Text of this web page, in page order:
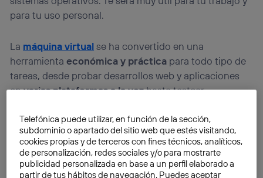
para tu uso personal.
La máquina virtualse ha convertido en una
herramientaeconómica y práctica para todo tipo de
tareas, desde probar desarrollos web y aplicaciones
envarias plataformas a la vezhasta testear
software antiguoen una computadora moderna.
Para crear máquinas virtuales contamos con
soluciones a cada cual mejor. En Windows, por
Telefónica puede utilizar, en función de la sección,
subdominio o apartado del sitio web que estés visitando,
cookies propias y de terceros con fines técnicos, analíticos,
de personalización, redes sociales y/o para mostrarte
publicidad personalizada en base a un perfil elaborado a
partir de tus hábitos de navegación. Puedes aceptar